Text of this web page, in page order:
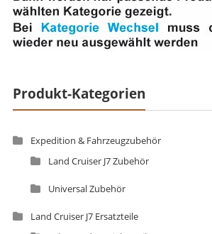
Produkt-Kategorien
Expedition & Fahrzeugzubehör
Land Cruiser J7 Zubehör
Universal Zubehör
Land Cruiser J7 Ersatzteile